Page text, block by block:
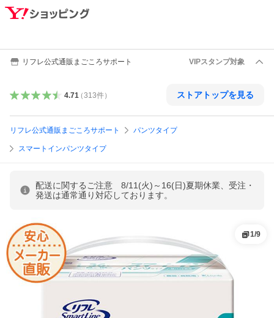
リフレ公式通販まごころサポート VIPスタンプ対象
4.71（313件） ストアトップを見る
リフレ公式通販まごころサポート パンツタイプ
スマートインパンツタイプ
配送に関するご注意 8/11(火)～16(日)夏期休業、受注・
発送は通常通り対応しております。
1/9